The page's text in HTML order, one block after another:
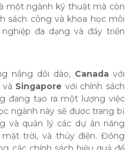
một ngành kỹ thuật mà còn
sách công và khoa học môi
đa dạng và đầy triển
nắng dồi dào, Canada với
Singapore với chính sách
đang tạo ra một lượng việc
ngành này sẽ được trang bị
và quản lý các dự án năng
trời, và thủy điện. Đồng